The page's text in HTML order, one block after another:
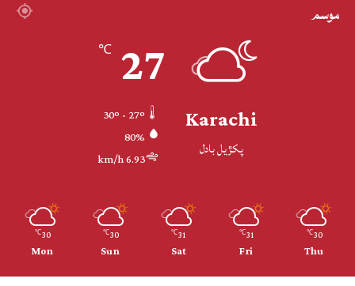
موسم
Karachi
پکڙيل بادل
27
℃
80%
6.93 km/h
30
℃
Thu
31
℃
Fri
31
℃
Sat
30
℃
Sun
30
℃
Mon